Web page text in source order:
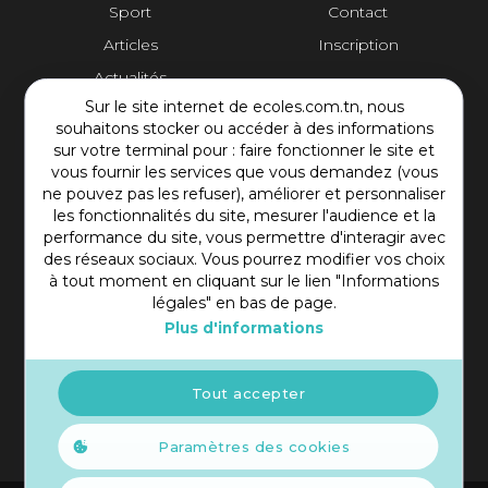
Sur le site internet de ecoles.com.tn, nous
souhaitons stocker ou accéder à des informations
sur votre terminal pour : faire fonctionner le site et
vous fournir les services que vous demandez (vous
ne pouvez pas les refuser), améliorer et personnaliser
les fonctionnalités du site, mesurer l'audience et la
performance du site, vous permettre d'interagir avec
des réseaux sociaux. Vous pourrez modifier vos choix
à tout moment en cliquant sur le lien "Informations
légales" en bas de page.
Plus d'informations
Paramètres des cookies
Tout accepter
Sport
Articles
Actualités
Contact
Inscription
Contact Plateforme
Rue Mohamed Shim, Rbat Monastir 5000 Tunisie
+216 97 50 60 54
contact@ecoles.com.tn